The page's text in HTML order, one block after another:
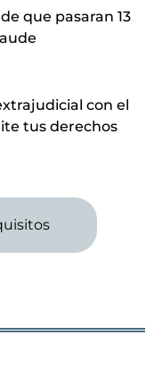
que pasaran 13
con el
tus derechos